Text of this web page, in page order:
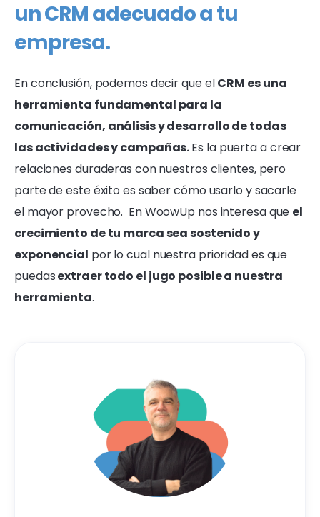
un CRM adecuado a tu
empresa.
En conclusión, podemos decir que elCRM es una
herramienta fundamental para la
comunicación, análisis y desarrollo de todas
las actividades y campañas.Es la puerta a crear
relaciones duraderas con nuestros clientes, pero
parte de este éxito es saber cómo usarlo y sacarle
el mayor provecho. En WoowUp nos interesa que el
crecimiento de tu marca sea sostenido y
exponencial por lo cual nuestra prioridad es que
puedasextraer todo el jugo posible a nuestra
herramienta.